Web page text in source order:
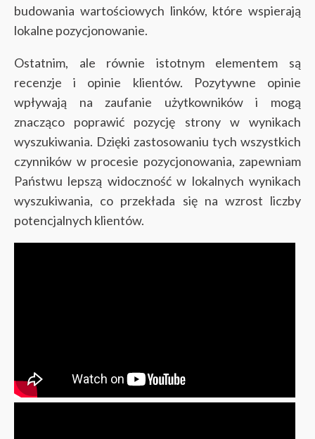
budowania wartościowych linków, które wspierają
lokalne pozycjonowanie.
Ostatnim, ale równie istotnym elementem są
recenzje i opinie klientów. Pozytywne opinie
wpływają na zaufanie użytkowników i mogą
znacząco poprawić pozycję strony w wynikach
wyszukiwania. Dzięki zastosowaniu tych wszystkich
czynników w procesie pozycjonowania, zapewniam
Państwu lepszą widoczność w lokalnych wynikach
wyszukiwania, co przekłada się na wzrost liczby
potencjalnych klientów.